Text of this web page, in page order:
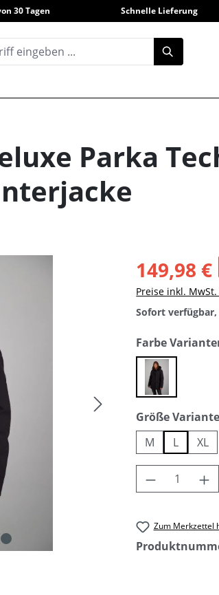
30 Tagen Schnelle Lieferung
Parka
149,98 €
Preise inkl.
Sofort
Farbe
true black
Größe
M
L XL
Produkt
Zum Merkzettel